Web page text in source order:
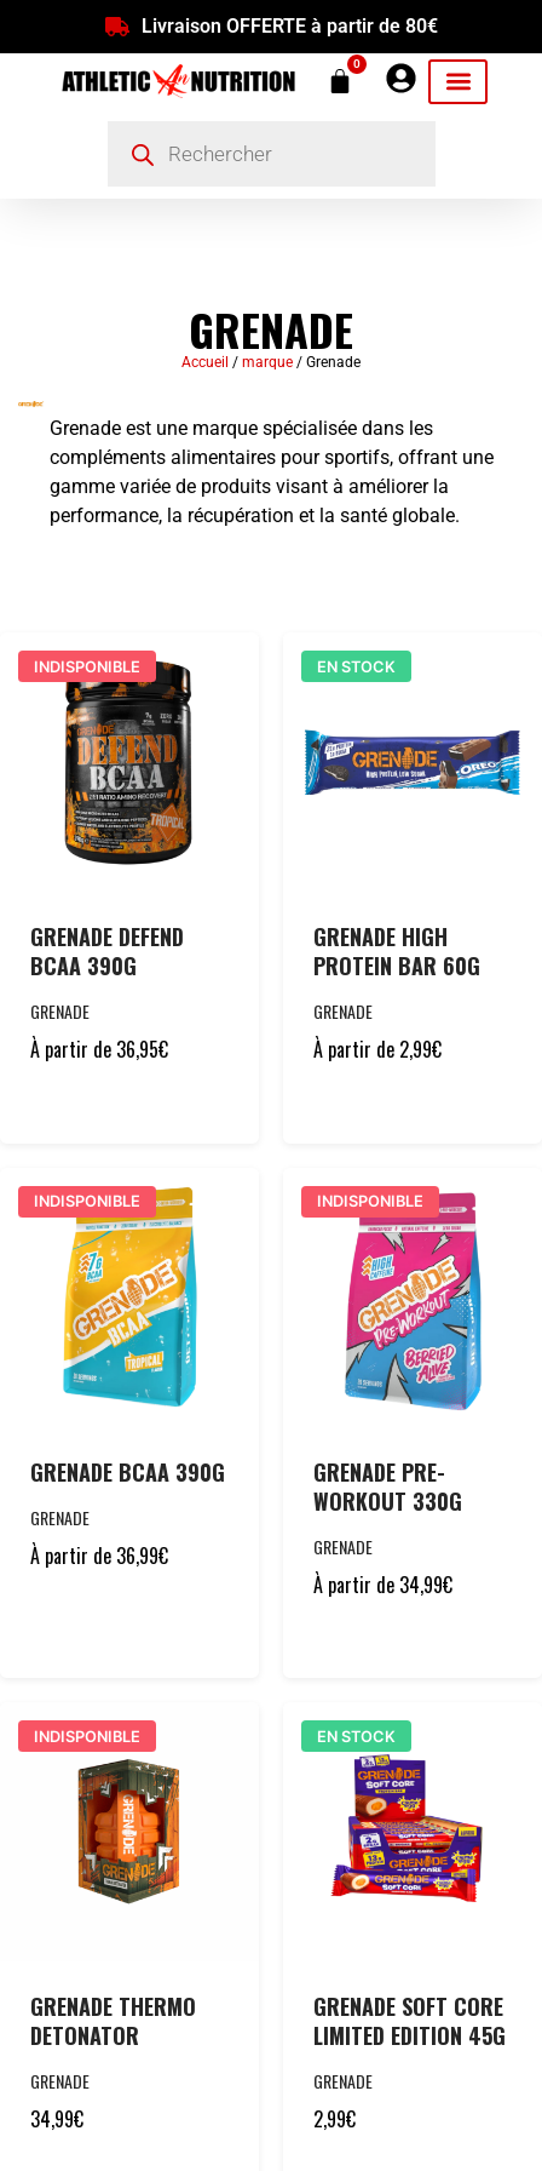
Livraison OFFERTE à partir de 80€
0
GRENADE
Accueil / marque / Grenade
Grenade est une marque spécialisée dans les
compléments alimentaires pour sportifs, offrant une
gamme variée de produits visant à améliorer la
performance, la récupération et la santé globale.
INDISPONIBLE
GRENADE DEFEND
BCAA 390G
GRENADE
À partir de 36,95€
EN STOCK
GRENADE HIGH
PROTEIN BAR 60G
GRENADE
À partir de 2,99€
INDISPONIBLE
GRENADE BCAA 390G
GRENADE
À partir de 36,99€
INDISPONIBLE
GRENADE PRE-
WORKOUT 330G
GRENADE
À partir de 34,99€
INDISPONIBLE
GRENADE THERMO
DETONATOR
GRENADE
34,99€
EN STOCK
GRENADE SOFT CORE
LIMITED EDITION 45G
GRENADE
2,99€